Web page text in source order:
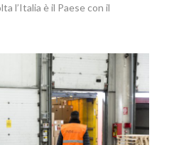
l’Italia è il Paese con il